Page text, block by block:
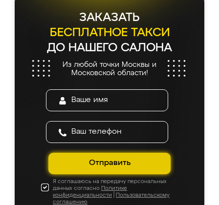
ЗАКАЗАТЬ
БЕСПЛАТНОЕ ТАКСИ
ДО НАШЕГО САЛОНА
Из любой точки Москвы и
Московской области!
Отправить
Я соглашаюсь на передачу персональных
данных согласно Политике
конфиденциальности
Пользовательскому
соглашению